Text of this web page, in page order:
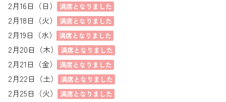
2月16日（日） 満席となりました
2月18日（火） 満席となりました
2月19日（水） 満席となりました
2月20日（木） 満席となりました
2月21日（金） 満席となりました
2月22日（土） 満席となりました
2月25日（火） 満席となりました